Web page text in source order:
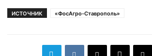
ИСТОЧНИК «ФосАгро-Ставрополь»